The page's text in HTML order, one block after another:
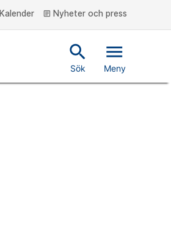
Kalender article Nyheter och press
search
Sök
menu
Meny